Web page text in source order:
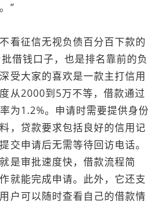
”
看征信无视负债百分百下款的
借钱口子，也是排名靠前的负
受大家的喜欢是一款主打信用
从2000到5万不等，借款通过
为1.2%。申请时需要提供身份
，贷款要求包括良好的信用记
交申请后无需等待回访电话。
是审批速度快，借款流程简
就能完成申请。此外，它还支
户可以随时查看自己的借款情